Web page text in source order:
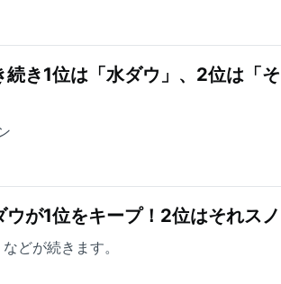
き1位は「水ダウ」、2位は「そ
が1位をキープ！2位はそれスノ
どが続きます。